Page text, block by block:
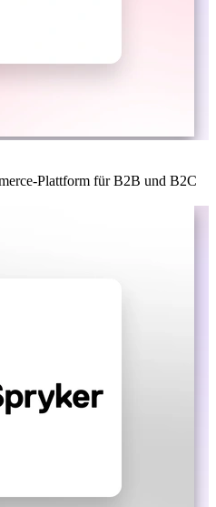
Plattform für B2B und B2C